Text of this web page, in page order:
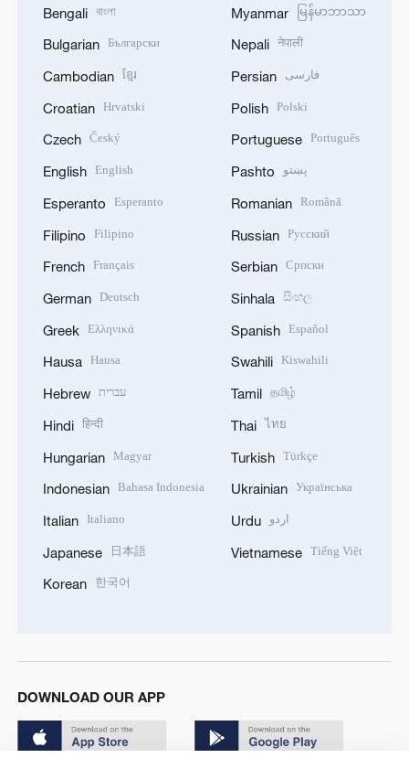
Bengali বাংলা
Bulgarian Български
Cambodian ខ្មែរ
Croatian Hrvatski
Czech Český
English English
Esperanto Esperanto
Filipino Filipino
French Français
German Deutsch
Greek Ελληνικά
Hausa Hausa
Hebrew עברית
Hindi हिन्दी
Hungarian Magyar
Indonesian Bahasa Indonesia
Italian Italiano
Japanese 日本語
Korean 한국어
Myanmar မြန်မာဘာသာ
Nepali नेपाली
Persian فارسی
Polish Polski
Portuguese Português
Pashto پښتو
Romanian Română
Russian Русский
Serbian Српски
Sinhala සිංහල
Spanish Español
Swahili Kiswahili
Tamil தமிழ்
Thai ไทย
Turkish Türkçe
Ukrainian Українська
Urdu اردو
Vietnamese Tiếng Việt
DOWNLOAD OUR APP